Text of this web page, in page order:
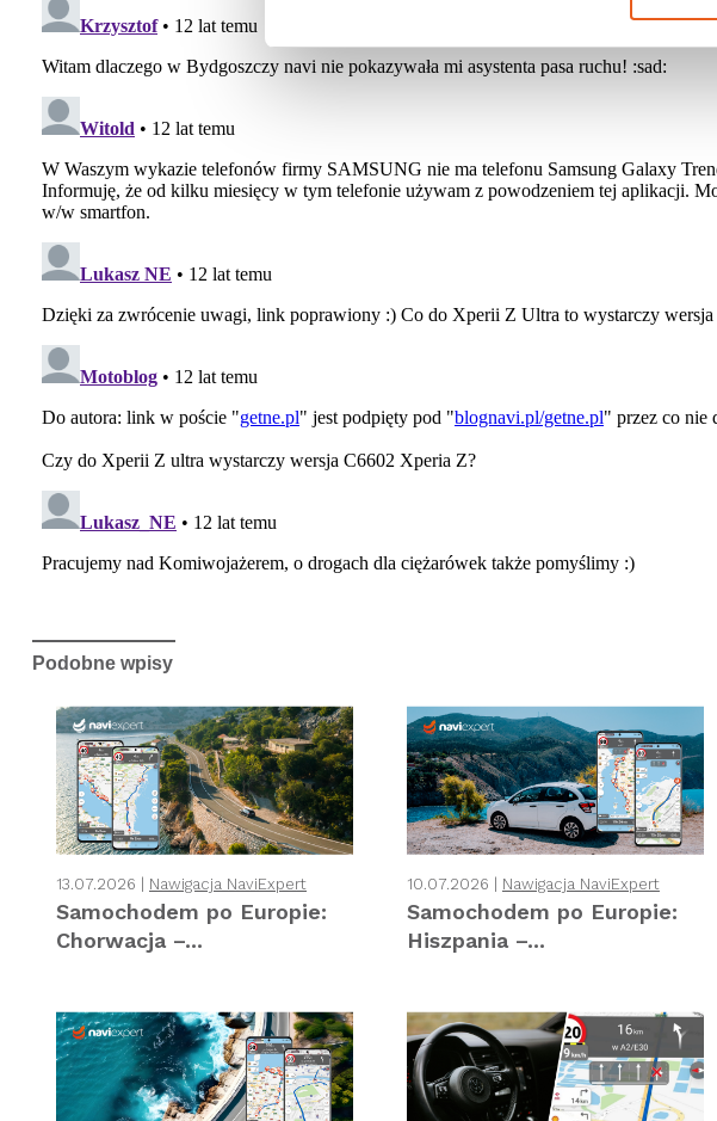
Podobne wpisy
13.07.2026 | Nawigacja NaviExpert
Samochodem po Europie:
Chorwacja –...
10.07.2026 | Nawigacja NaviExpert
Samochodem po Europie:
Hiszpania –...